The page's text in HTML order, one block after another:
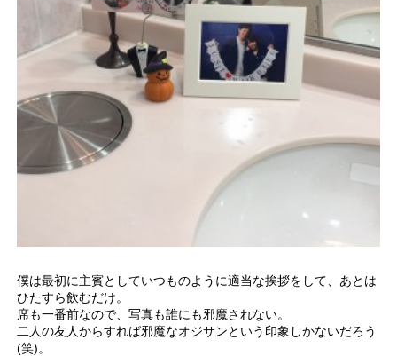
僕は最初に主賓としていつものように適当な挨拶をして、あとは
ひたすら飲むだけ。
席も一番前なので、写真も誰にも邪魔されない。
二人の友人からすれば邪魔なオジサンという印象しかないだろう
(笑)。